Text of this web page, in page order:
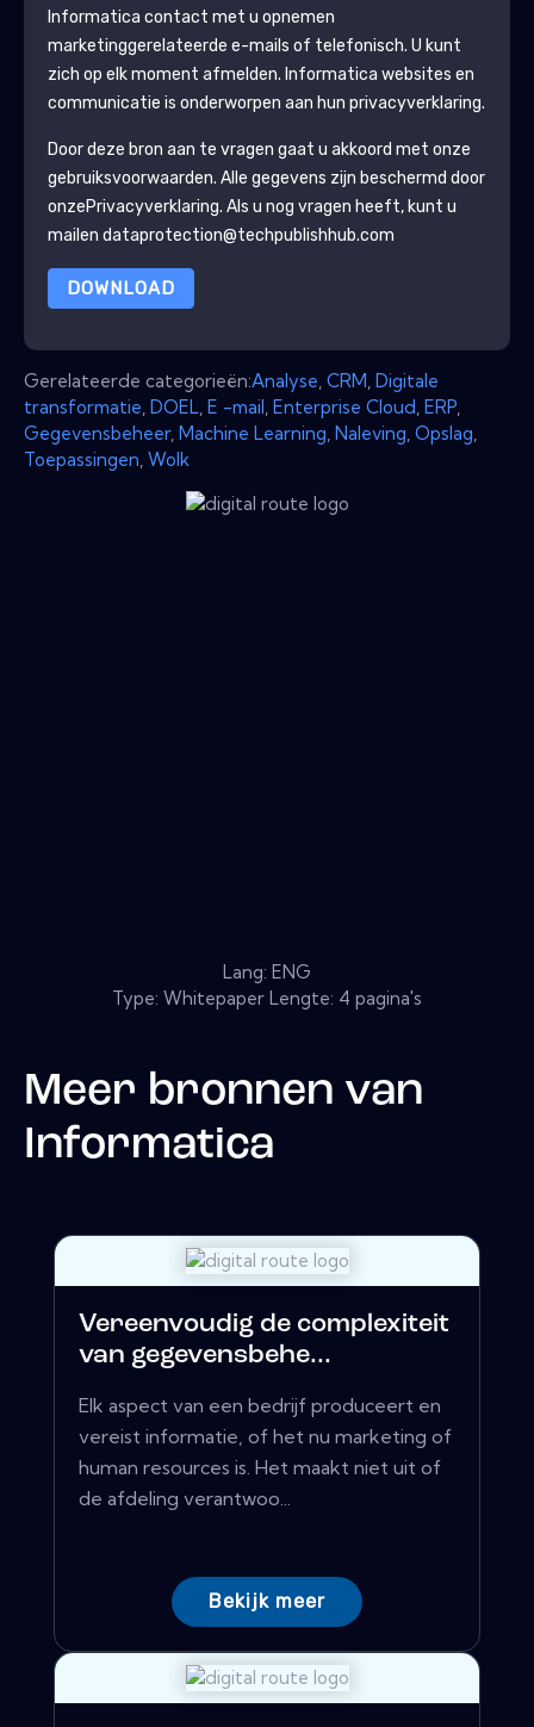
Informatica contact met u opnemen
marketinggerelateerde e-mails of telefonisch. U kunt
zich op elk moment afmelden. Informatica websites en
communicatie is onderworpen aan hun privacyverklaring.
Door deze bron aan te vragen gaat u akkoord met onze
gebruiksvoorwaarden. Alle gegevens zijn beschermd door
onzePrivacyverklaring. Als u nog vragen heeft, kunt u
mailen dataprotection@techpublishhub.com
DOWNLOAD
Gerelateerde categorieën:Analyse CRM Digitale
transformatie DOEL E -mail Enterprise Cloud ERP
Gegevensbeheer, Machine Learning Naleving Opslag
Toepassingen Wolk
Lang: ENG
Type: Whitepaper Lengte: 4 pagina's
Meer bronnen van
Informatica
Vereenvoudig de complexiteit
van gegevensbehe...
Elk aspect van een bedrijf produceert en
vereist informatie, of het nu marketing of
human resources is. Het maakt niet uit of
de afdeling verantwoo...
Bekijk meer